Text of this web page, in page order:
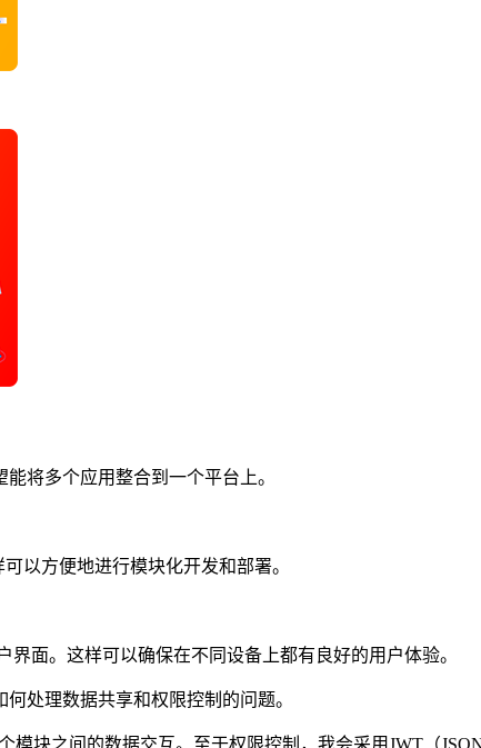
能将多个应用整合到一个平台上。
以方便地进行模块化开发和部署。
面。这样可以确保在不同设备上都有良好的用户体验。
处理数据共享和权限控制的问题。
块之间的数据交互。至于权限控制，我会采用JWT（